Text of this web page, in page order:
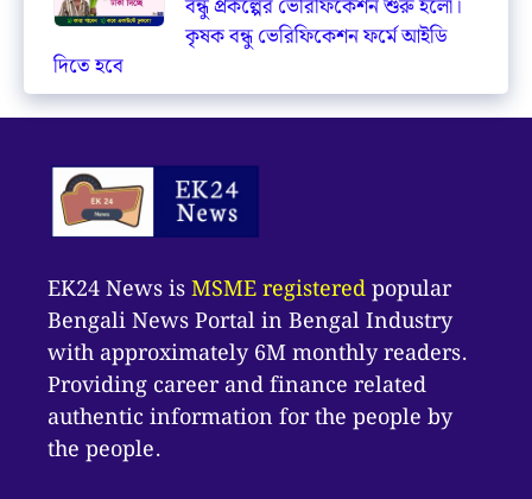
বন্ধু প্রকল্পের ভেরিফিকেশন শুরু হলো।
কৃষক বন্ধু ভেরিফিকেশন ফর্মে আইডি
দিতে হবে
EK24 News isMSME registeredpopular
Bengali News Portal in Bengal Industry
with approximately 6M monthly readers.
Providing career and finance related
authentic information for the people by
the people.